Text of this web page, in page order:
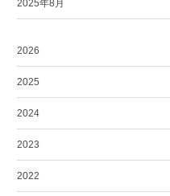
2025年8月
2026
2025
2024
2023
2022